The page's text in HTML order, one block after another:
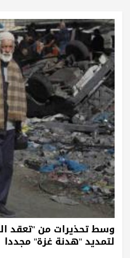
وسط تحذيرات من "تعقد
لتمديد "هدنة غزة" مجددا